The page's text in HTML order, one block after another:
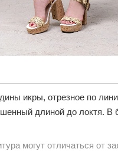
икры, отрезное по
длиной до локтя. В
могут отличаться от